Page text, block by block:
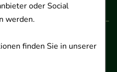
oder Social
werden.
finden Sie in unserer
17.00 Uhr